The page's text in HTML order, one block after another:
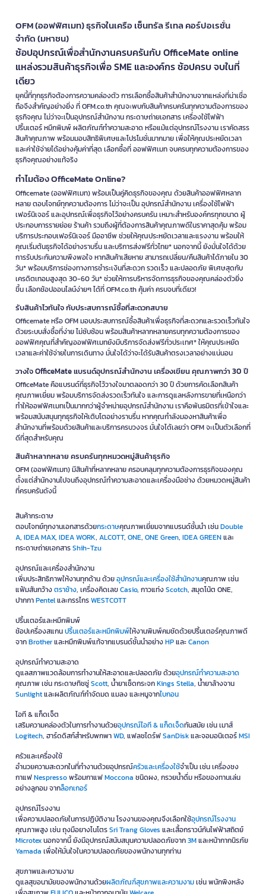
OFM (ออฟฟิศเมท) ธุรกิจในเครือ เซ็นทรัล รีเทล คอร์ปอเรชั่น
จำกัด (มหาชน)
ช้อปอุปกรณ์เพื่อสำนักงานครบครันกับ OfficeMate online
แหล่งรวมสินค้าธุรกิจเพื่อ SME และองค์กร ช้อปครบ จบในที่
เดียว
ยุคนี้ที่ทุกธุรกิจต้องการความคล่องตัว การเลือกซื้อสินค้าสำนักงานจากแหล่งที่น่าเชื่อ
ถือจึงสำคัญอย่างยิ่ง ที่ OFM.co.th คุณจะพบกับสินค้าครบครันทุกความต้องการของ
ธุรกิจคุณ ไม่ว่าจะเป็นอุปกรณ์สำนักงาน กระดาษถ่ายเอกสาร เครื่องใช้ไฟฟ้า
ปริ้นเตอร์ หมึกพิมพ์ ผลิตภัณฑ์ทำความสะอาด หรือแม้แต่อุปกรณ์โรงงาน เราคัดสรร
สินค้าคุณภาพ พร้อมมอบสิทธิพิเศษและโปรโมชั่นมากมาย เพื่อให้คุณประหยัดเวลา
และค่าใช้จ่ายได้อย่างคุ้มค่าที่สุด เลือกซื้อที่ ออฟฟิศเมท จบครบทุกความต้องการของ
ธุรกิจคุณอย่างแท้จริง
ทำไมต้อง OfficeMate Online?
Officemate (ออฟฟิศเมท) พร้อมเป็นคู่คิดธุรกิจของคุณ ด้วยสินค้าออฟฟิศหลาก
หลาย ตอบโจทย์ทุกความต้องการ ไม่ว่าจะเป็น อุปกรณ์สำนักงาน เครื่องใช้ไฟฟ้า
เฟอร์นิเจอร์ และอุปกรณ์เพื่อธุรกิจไว้อย่างครบครัน เหมาะสำหรับองค์กรทุกขนาด ผู้
ประกอบการรายย่อย ร้านค้า รวมถึงผู้ที่ต้องการสินค้าคุณภาพดีในราคาสุดคุ้ม พร้อม
บริการประกอบเฟอร์นิเจอร์ มืออาชีพ ช่วยให้คุณประหยัดเวลาและแรงงาน พร้อมให้
คุณเริ่มต้นธุรกิจได้อย่างราบรื่น และบริการส่งฟรีทั่วไทย* นอกจากนี้ ยังมั่นใจได้ด้วย
การรับประกันความพึงพอใจ หากสินค้าเสียหาย สามารถเปลี่ยน/คืนสินค้าได้ภายใน 30
วัน* พร้อมบริการช่องทางการชำระเงินที่สะดวก รวดเร็ว และปลอดภัย พิเศษสุดกับ
เครดิตเทอมสูงสุด 30-60 วัน* ช่วยให้การบริหารจัดการธุรกิจของคุณคล่องตัวยิ่ง
ขึ้น เลือกช้อปออนไลน์ง่ายๆ ได้ที่ OFM.co.th คุ้มค่า ครบจบที่เดียว!
รับสินค้าไวทันใจ กับประสบการณ์ซื้อที่สะดวกสบาย
Officemate หรือ OFM มอบประสบการณ์ซื้อสินค้าเพื่อธุรกิจที่สะดวกและรวดเร็วทันใจ
ด้วยระบบสั่งซื้อที่ง่าย ไม่ซับซ้อน พร้อมสินค้าหลากหลายครบทุกความต้องการของ
ออฟฟิศคุณที่สำคัญออฟฟิศเมทยังมีบริการจัดส่งฟรีทั่วประเทศ* ให้คุณประหยัด
เวลาและค่าใช้จ่ายในการเดินทาง มั่นใจได้ว่าจะได้รับสินค้าตรงเวลาอย่างแน่นอน
วางใจ OfficeMate แบรนด์อุปกรณ์สำนักงาน เครื่องเขียน คุณภาพกว่า 30 ปี
OfficeMate คือแบรนด์ที่ธุรกิจไว้วางใจมาตลอดกว่า 30 ปี ด้วยการคัดเลือกสินค้า
คุณภาพเยี่ยม พร้อมบริการจัดส่งรวดเร็วทันใจ และการดูแลหลังการขายที่เหนือกว่า
ทำให้ออฟฟิศเมทเป็นมากกว่าผู้จำหน่ายอุปกรณ์สำนักงาน เราคือพันธมิตรที่เข้าใจและ
พร้อมสนับสนุนทุกธุรกิจให้เติบโตอย่างราบรื่น หากคุณกำลังมองหาสินค้าเพื่อ
สำนักงานที่พร้อมด้วยสินค้าและบริการครบวงจร มั่นใจได้เลยว่า OFM จะเป็นตัวเลือกที่
ดีที่สุดสำหรับคุณ
สินค้าหลากหลาย ครบครันทุกหมวดหมู่สินค้าธุรกิจ
OFM (ออฟฟิศเมท) มีสินค้าที่หลากหลาย ครอบคลุมทุกความต้องการธุรกิจของคุณ
ตั้งแต่สำนักงานไปจนถึงอุปกรณ์ทำความสะอาดและเครื่องมือช่าง ด้วยหมวดหมู่สินค้า
ที่ครบครันดังนี้
สินค้ากระดาษ
ตอบโจทย์ทุกงานเอกสารด้วยกระดาษคุณภาพเยี่ยมจากแบรนด์ชั้นนำ เช่นDouble
A, IDEA MAX, IDEA WORK, ALCOTT, ONE, ONE Green, IDEA GREENและ
กระดาษถ่ายเอกสารShih-Tzu
อุปกรณ์และเครื่องสำนักงาน
เพิ่มประสิทธิภาพให้งานทุกด้าน ด้วยอุปกรณ์และเครื่องใช้สำนักงานคุณภาพ เช่น
แฟ้มสันกว้างตราช้าง, เครื่องคิดเลขCasio, กาวแท่งScotch, สมุดโน้ต ONE,
ปากกาPentelและกรรไกรWESTCOTT
ปริ้นเตอร์และหมึกพิมพ์
ช้อปเครื่องสแกนปริ้นเตอร์และหมึกพิมพ์ให้งานพิมพ์คมชัดด้วยปริ้นเตอร์คุณภาพดี
จากBrotherและหมึกพิมพ์แท้จากแบรนด์ชั้นนำอย่างHPและCanon
อุปกรณ์ทำความสะอาด
ดูแลสภาพแวดล้อมการทำงานให้สะอาดและปลอดภัย ด้วยอุปกรณ์ทำความสะอาด
คุณภาพ เช่น กระดาษทิชชู่Scott, น้ำยาเช็ดกระจกKings Stella, น้ำยาล้างจาน
Sunlightและผลิตภัณฑ์กำจัดมด แมลง และหนูจากไบกอน
ไอที & แก็ดเจ็ต
เสริมความคล่องตัวในการทำงานด้วยอุปกรณ์ไอที & แก็ดเจ็ดทันสมัย เช่น เมาส์
Logitech, ฮาร์ดดิสก์สำหรับพกพาWD, แฟลชไดร์ฟSanDiskและจอมอนิเตอร์MSI
ครัวและเครื่องใช้
อำนวยความสะดวกในที่ทำงานด้วยอุปกรณ์ครัวและเครื่องใช้จำเป็น เช่น เครื่องชง
กาแฟNespressoพร้อมกาแฟMoccona ชนิดผง, กรวยน้ำดื่ม หรือของทานเล่น
อย่างลูกอม จากล็อกเกอร์
อุปกรณ์โรงงาน
เพื่อความปลอดภัยในการปฏิบัติงาน โรงงานของคุณจึงเลือกใช้อุปกรณ์โรงงาน
คุณภาพสูง เช่น ถุงมือยางไนโตรSri Trang Gloves และเสื้อกราวน์กันไฟฟ้าสถิตย์
Microtexนอกจากนี้ ยังมีอุปกรณ์สนับสนุนความปลอดภัยจาก3Mและหน้ากากนิรภัย
Yamada เพื่อให้มั่นใจในความปลอดภัยของพนักงานทุกท่าน
สุขภาพและความงาม
ดูแลสุขอนามัยของพนักงานด้วยผลิตภัณฑ์สุขภาพและความงามเช่น พนักพิงหลัง